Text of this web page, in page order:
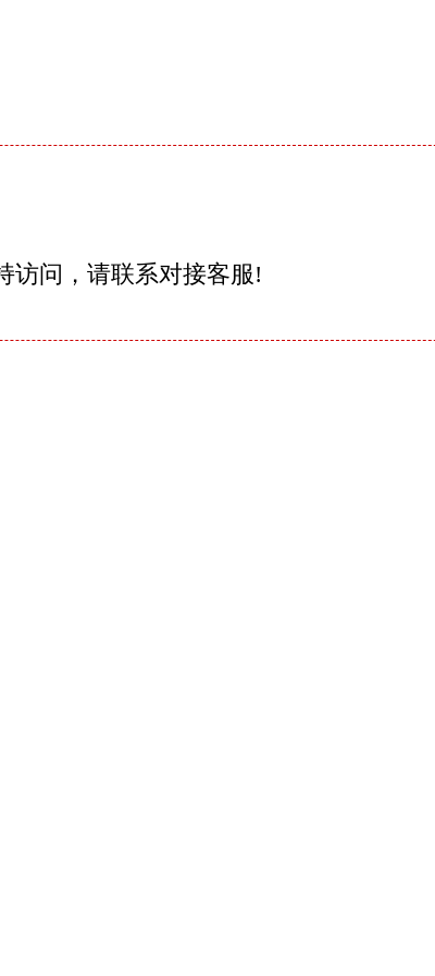
访问，请联系对接客服!